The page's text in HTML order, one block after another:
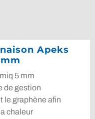
Apeks
5 mm
de gestion
le graphène afin
chaleur